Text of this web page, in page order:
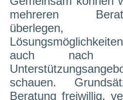
mehreren
auch nach
schauen.
Beratung freiwillig,